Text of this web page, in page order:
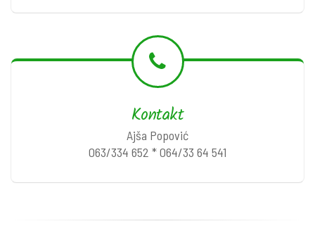
Kontakt
Ajša Popović
063/334 652 * 064/33 64 541